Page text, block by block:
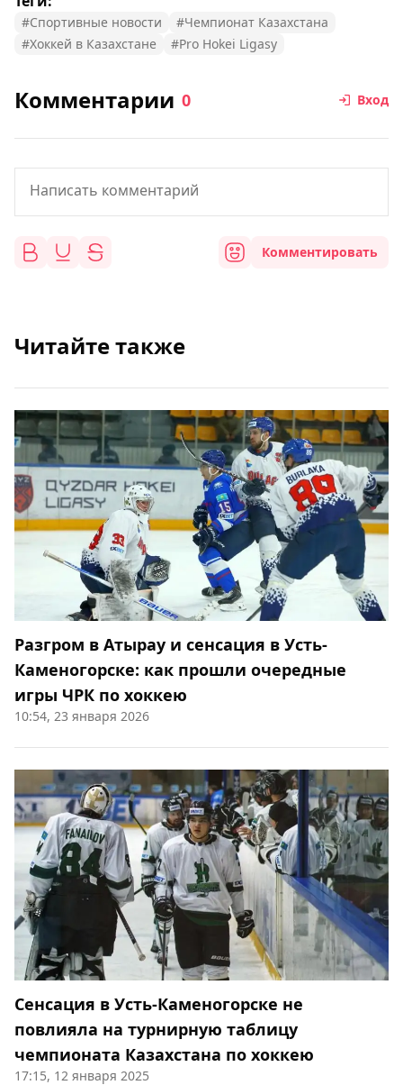
#Спортивные новости
#Чемпионат Казахстана
#Хоккей в Казахстане
#Pro Hokei Ligasy
Комментарии 0 Вход
Комментировать
Читайте также
Разгром в Атырау и сенсация в Усть-
Каменогорске: как прошли очередные
игры ЧРК по хоккею
10:54, 23 января 2026
Сенсация в Усть-Каменогорске не
повлияла на турнирную таблицу
чемпионата Казахстана по хоккею
17:15, 12 января 2025